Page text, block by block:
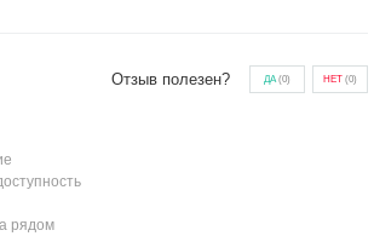
Отзыв полезен? ДА(0) НЕТ (0)
рядом